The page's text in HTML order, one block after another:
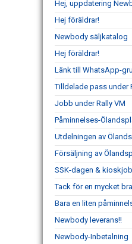
Hej, uppdatering
Hej föräldrar!
Newbody säljkatalog
Hej föräldrar!
Länk till WhatsApp-
Tilldelade pass under
Jobb under Rally VM
Påminnelses-
Utdelningen av
Försäljning av
SSK-dagen &
Tack för en mycket
Bara en liten
Newbody leverans!!
Newbody-Inbetalning